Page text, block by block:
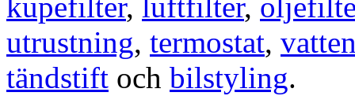
kupefilter, luftfilter,
utrustning, termostat,
tändstift och bilstyling.